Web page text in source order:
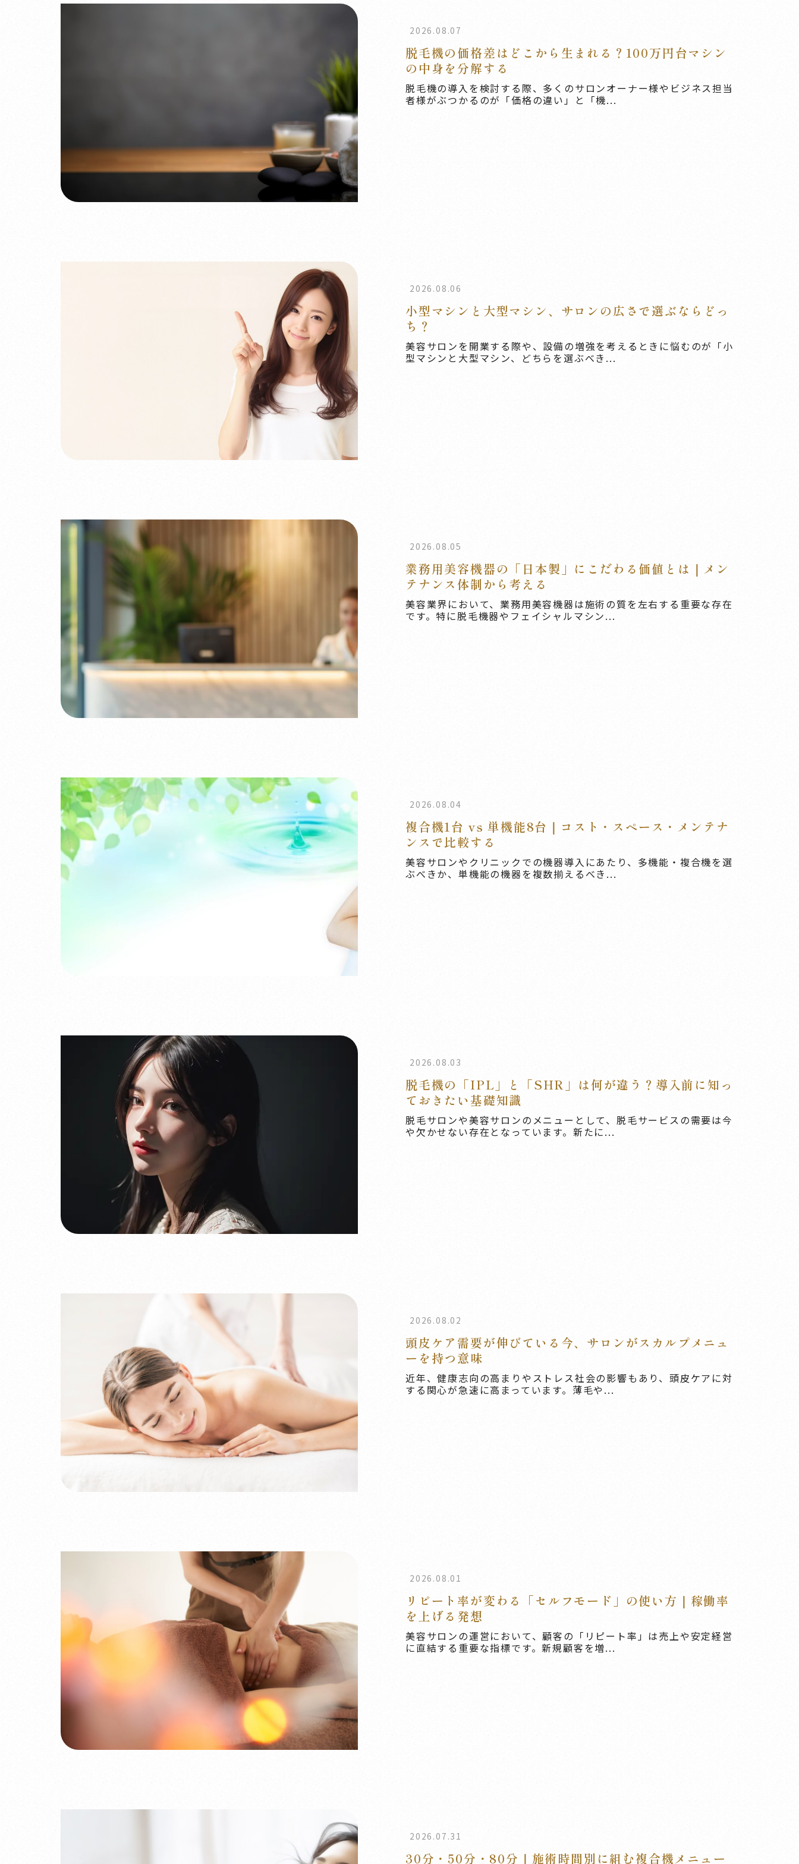
2026.08.07
脱毛機の価格差はどこから生まれる？100万円台マシン
の中身を分解する
脱毛機の導入を検討する際、多くのサロンオーナー様やビジネス担当
者様がぶつかるのが「価格の違い」と「機...
2026.08.06
小型マシンと大型マシン、サロンの広さで選ぶならどっ
ち？
美容サロンを開業する際や、設備の増強を考えるときに悩むのが「小
型マシンと大型マシン、どちらを選ぶべき...
2026.08.05
業務用美容機器の「日本製」にこだわる価値とは｜メン
テナンス体制から考える
美容業界において、業務用美容機器は施術の質を左右する重要な存在
です。特に脱毛機器やフェイシャルマシン...
2026.08.04
複合機1台 vs 単機能8台｜コスト・スペース・メンテナ
ンスで比較する
美容サロンやクリニックでの機器導入にあたり、多機能・複合機を選
ぶべきか、単機能の機器を複数揃えるべき...
2026.08.03
脱毛機の「IPL」と「SHR」は何が違う？導入前に知っ
ておきたい基礎知識
脱毛サロンや美容サロンのメニューとして、脱毛サービスの需要は今
や欠かせない存在となっています。新たに...
2026.08.02
頭皮ケア需要が伸びている今、サロンがスカルプメニュ
ーを持つ意味
近年、健康志向の高まりやストレス社会の影響もあり、頭皮ケアに対
する関心が急速に高まっています。薄毛や...
2026.08.01
リピート率が変わる「セルフモード」の使い方｜稼働率
を上げる発想
美容サロンの運営において、顧客の「リピート率」は売上や安定経営
に直結する重要な指標です。新規顧客を増...
2026.07.31
30分・50分・80分｜施術時間別に組む複合機メニュー